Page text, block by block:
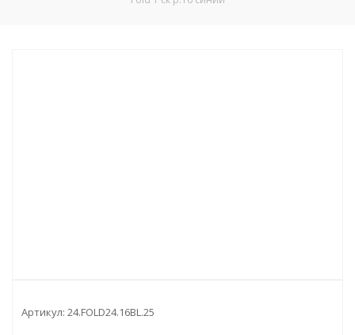
Артикул: 24.FOLD24.16BL.25